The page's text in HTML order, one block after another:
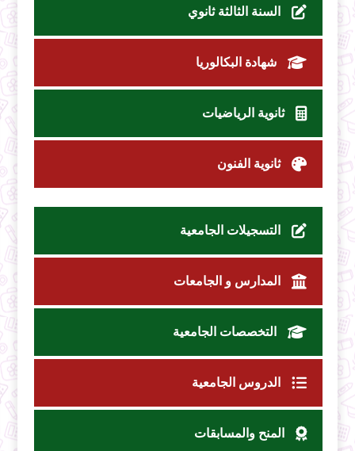
السنة الثالثة ثانوي
شهادة البكالوريا
ثانوية الرياضيات
ثانوية الفنون
التسجيلات الجامعية
المدارس و الجامعات
التخصصات الجامعية
الدروس الجامعية
المنح والمسابقات